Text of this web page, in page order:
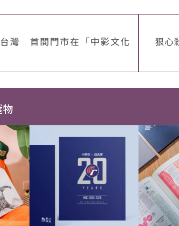
灣 首間門市在「中影文化
狠心